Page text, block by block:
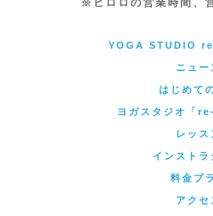
※ヒロロの営業時間、
YOGA STUDIO
ニュー
はじめて
ヨガスタジオ「
レッス
インストラ
料金プ
アクセ